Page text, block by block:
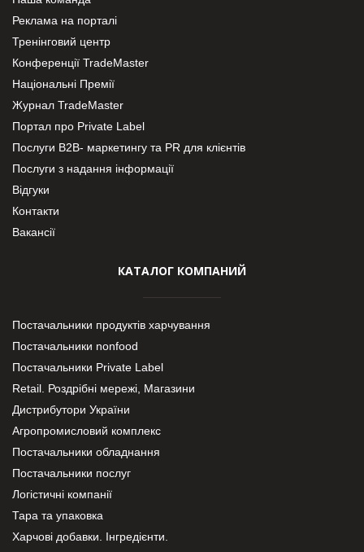
Реклама на порталі
Тренінговий центр
Конференції TradeMaster
Національні Премії
Журнал TradeMaster
Портал про Private Label
Послуги В2В- маркетингу та PR для клієнтів
Послуги з надання інформації
Відгуки
Контакти
Вакансії
КАТАЛОГ КОМПАНИЙ
Постачальники продуктів харчування
Постачальники nonfood
Постачальники Private Label
Retail. Роздрібні мережі, Магазини
Дистрибутори України
Агропромисловий комплекс
Постачальники обладнання
Постачальники послуг
Логістичні компанії
Тара та упаковка
Харчові добавки. Інгредієнти.